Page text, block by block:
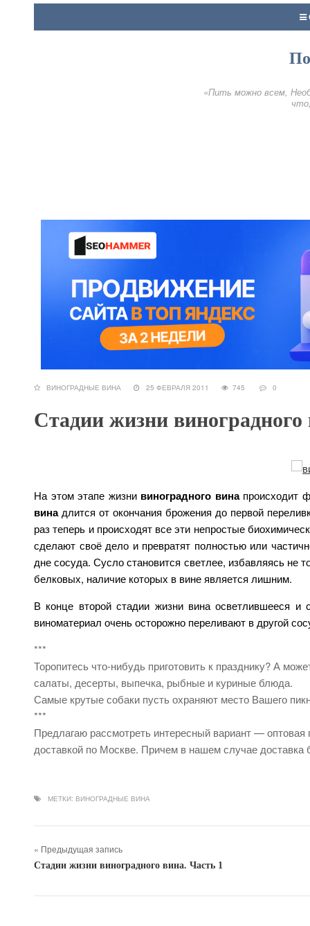
«Пить можно всем,
ВИНОГРАДНЫЕ ВИНА 25 ФЕВРАЛЯ 2011 745 0
Стадии жизни виноградного
На этом этапе жизни виноградного винапроисходит
винадлится от окончания брожения до первой
раз теперь и происходят все эти непростые
сделают своё дело и превратят полностью или
дне сосуда. Сусло становится светлее, избавляясь не
белковых, наличие которых в вине является лишним.
В конце второй стадии жизни вина осветлившееся и
виноматериал очень осторожно переливают в другой
***
Торопитесь что-нибудь приготовить к празднику? А
салаты, десерты, выпечка, рыбные и куриные блюда.
Самые крутые собаки пусть охраняют место Вашего
***
Предлагаю рассмотреть интересный вариант —
доставкой по Москве. Причем в нашем случае доставка
МЕТКИ: ВИНОГРАДНЫЕ ВИНА
« Предыдущая запись
Стадии жизни виноградного вина. Часть 1